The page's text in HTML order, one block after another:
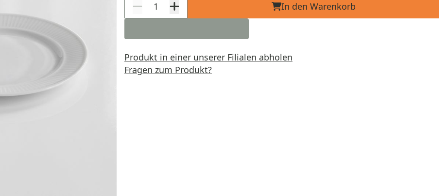
In den Warenkorb
Produkt in einer unserer Filialen abholen
Fragen zum Produkt?